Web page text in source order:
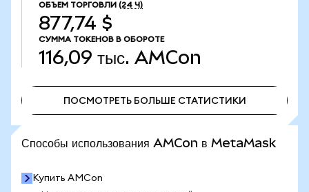
ОБЪЕМ ТОРГОВЛИ (24 Ч)
877,74 $
СУММА ТОКЕНОВ В ОБОРОТЕ
116,09 тыс. AMCon
ПОСМОТРЕТЬ БОЛЬШЕ СТАТИСТИКИ
Способы использования AMCon в MetaMask
Купить AMCon